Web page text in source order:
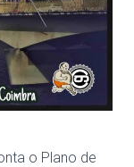
o Plano de